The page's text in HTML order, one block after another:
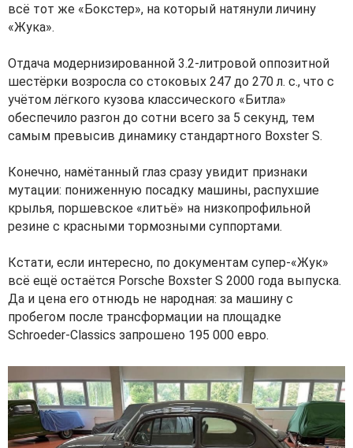
всё тот же «Бокстер», на который натянули личину
«Жука».
Отдача модернизированной 3.2-литровой оппозитной
шестёрки возросла со стоковых 247 до 270 л. с., что с
учётом лёгкого кузова классического «Битла»
обеспечило разгон до сотни всего за 5 секунд, тем
самым превысив динамику стандартного Boxster S.
Конечно, намётанный глаз сразу увидит признаки
мутации: пониженную посадку машины, распухшие
крылья, поршевское «литьё» на низкопрофильной
резине с красными тормозными суппортами.
Кстати, если интересно, по документам супер-«Жук»
всё ещё остаётся Porsche Boxster S 2000 года выпуска.
Да и цена его отнюдь не народная: за машину с
пробегом после трансформации на площадке
Schroeder-Classics запрошено 195 000 евро.